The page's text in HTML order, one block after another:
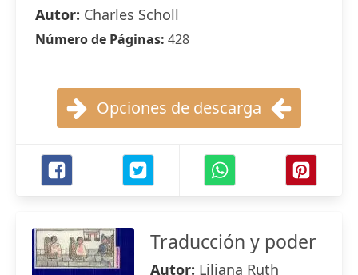
Autor: Charles Scholl
Número de Páginas: 428
Opciones de descarga
Traducción y poder
Autor: Liliana Ruth